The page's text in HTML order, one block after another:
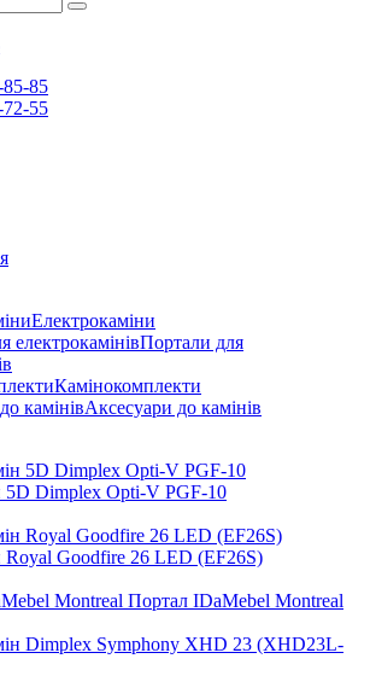
85
55
Електрокаміни
Портали для
Камінокомплекти
Аксесуари до камінів
5D Dimplex Opti-V PGF-10
Royal Goodfire 26 LED (EF26S)
Портал IDaMebel Montreal